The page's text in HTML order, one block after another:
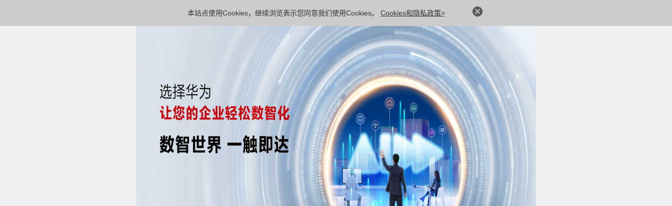
本站点使用Cookies，继续浏览表示您同意我们使用Cookies。 Cookies和隐私政策>